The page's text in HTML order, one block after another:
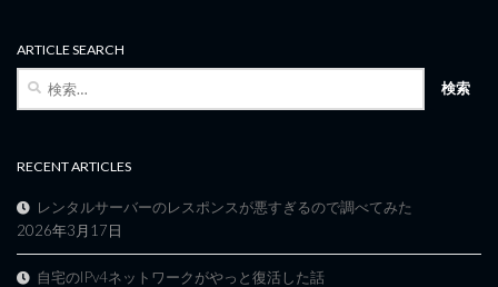
ARTICLE SEARCH
RECENT ARTICLES
レンタルサーバーのレスポンスが悪すぎるので調べてみた
2026年3月17日
自宅のIPv4ネットワークがやっと復活した話